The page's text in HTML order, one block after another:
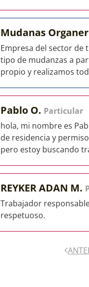
Mudanas
Empresa del sector
tipo de mudanzas a
propio y realizamos
Pablo O. Particular
hola, mi nombre es
de residencia y
pero estoy buscando
REYKER ADAN M.
Trabajador
respetuoso.